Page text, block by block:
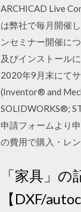
ARCHICAD Live
は弊社で毎月開催
ンセミナー開催に
及びインストール
2020年9月末にて
(Inventor® and
SOLIDWORKS®;
申請フォームより
の費用で購入・レ
「家具」
【DXF/